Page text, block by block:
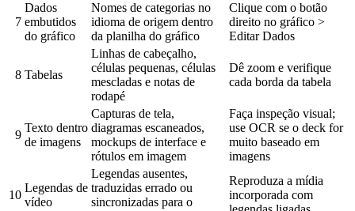
7
Dados
embutidos
do gráfico
Nomes de categorias no
idioma de origem dentro
da planilha do gráfico
Clique com o botão
direito no gráfico >
Editar Dados
8 Tabelas
Linhas de cabeçalho,
células pequenas, células
mescladas e notas de
rodapé
Dê zoom e verifique
cada borda da tabela
9
Texto dentro
de imagens
Capturas de tela,
diagramas escaneados,
mockups de interface e
rótulos em imagem
Faça inspeção visual;
use OCR se o deck for
muito baseado em
imagens
10
Legendas de
vídeo
Legendas ausentes,
traduzidas errado ou
sincronizadas para o
Reproduza a mídia
incorporada com